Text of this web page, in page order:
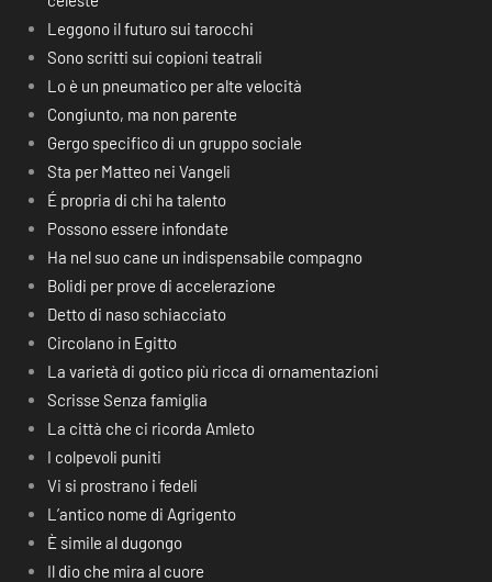
Leggono il futuro sui tarocchi
Sono scritti sui copioni teatrali
Lo è un pneumatico per alte velocità
Congiunto, ma non parente
Gergo specifico di un gruppo sociale
Sta per Matteo nei Vangeli
É propria di chi ha talento
Possono essere infondate
Ha nel suo cane un indispensabile compagno
Bolidi per prove di accelerazione
Detto di naso schiacciato
Circolano in Egitto
La varietà di gotico più ricca di ornamentazioni
Scrisse Senza famiglia
La città che ci ricorda Amleto
I colpevoli puniti
Vi si prostrano i fedeli
L’antico nome di Agrigento
È simile al dugongo
Il dio che mira al cuore